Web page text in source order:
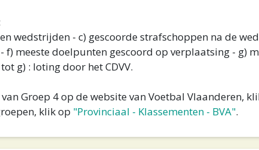
wedstrijden - c) gescoorde strafschoppen na de
f) meeste doelpunten gescoord op verplaatsing - g)
g) : loting door het CDVV.
Groep 4 op de website van Voetbal Vlaanderen,
klik op "Provinciaal - Klassementen - BVA".